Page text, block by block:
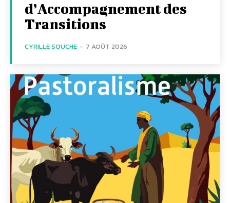
d’Accompagnement des
Transitions
CYRILLE SOUCHE - 7 AOÛT 2026